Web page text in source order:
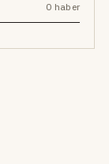
0 haber